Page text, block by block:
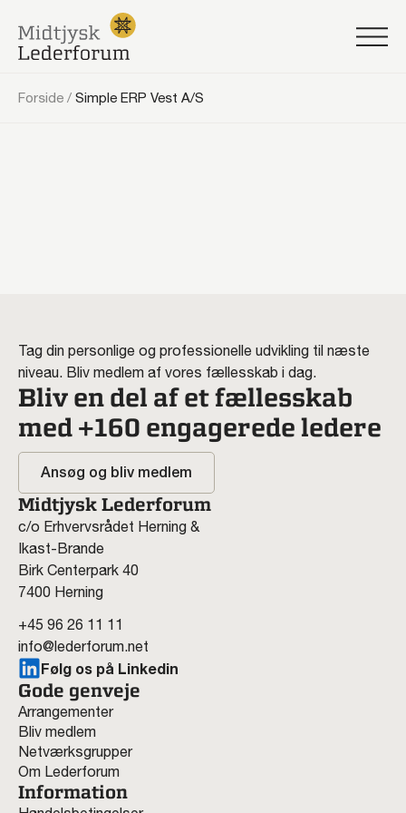
Forside / Simple ERP Vest A/S
Tag din personlige og professionelle udvikling til næste
niveau. Bliv medlem af vores fællesskab i dag.
Bliv en del af et fællesskab
med +160 engagerede ledere
Ansøg og bliv medlem
Midtjysk Lederforum
c/o Erhvervsrådet Herning &
Ikast-Brande
Birk Centerpark 40
7400 Herning
+45 96 26 11 11
info@lederforum.net
Følg os på Linkedin
Gode genveje
Arrangementer
Bliv medlem
Netværksgrupper
Om Lederforum
Information